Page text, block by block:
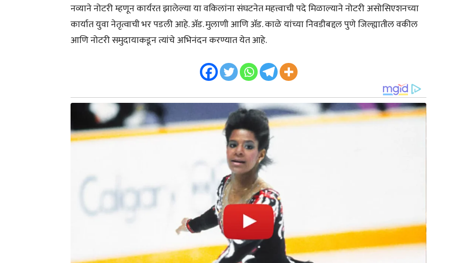
नव्याने नोटरी म्हणून कार्यरत झालेल्या या वकिलांना संघटनेत महत्त्वाची पदे मिळाल्याने नोटरी असोसिएशनच्या
कार्यात युवा नेतृत्वाची भर पडली आहे. ॲड. मुलाणी आणि ॲड. काळे यांच्या निवडीबद्दल पुणे जिल्ह्यातील वकील
आणि नोटरी समुदायाकडून त्यांचे अभिनंदन करण्यात येत आहे.